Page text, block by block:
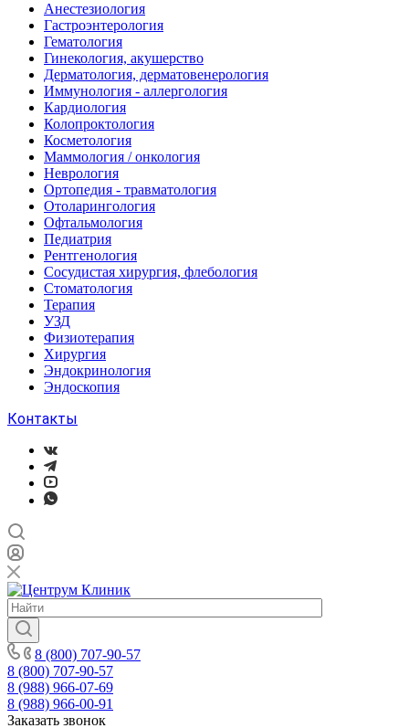
Анестезиология
Гастроэнтерология
Гематология
Гинекология, акушерство
Дерматология, дерматовенерология
Иммунология - аллергология
Кардиология
Колопроктология
Косметология
Маммология / онкология
Неврология
Ортопедия - травматология
Отоларингология
Офтальмология
Педиатрия
Рентгенология
Сосудистая хирургия, флебология
Стоматология
Терапия
УЗД
Физиотерапия
Хирургия
Эндокринология
Эндоскопия
Контакты
8 (800) 707-90-57
8 (800) 707-90-57
8 (988) 966-07-69
8 (988) 966-00-91
Заказать звонок